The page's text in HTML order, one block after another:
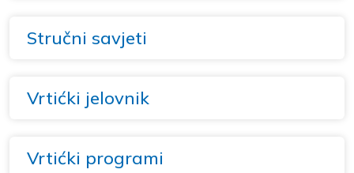
Stručni savjeti
Vrtićki jelovnik
Vrtićki programi